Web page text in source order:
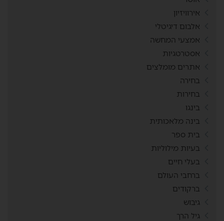
אירוויזיון
אלבום דיגיטלי
אמצעי המחשה
אסטרטגיות
אתרים מומלצים
בחירה
בחירות
בינגו
בינה מלאכותית
בית ספר
בעיות מילוליות
בעלי חיים
ברחבי העולם
ברקודים
גיבוש
גיל הרך